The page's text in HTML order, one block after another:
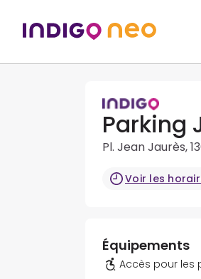
Parking
Pl. Jean Jaurès,
Voir les
Équipements
Accès pour les